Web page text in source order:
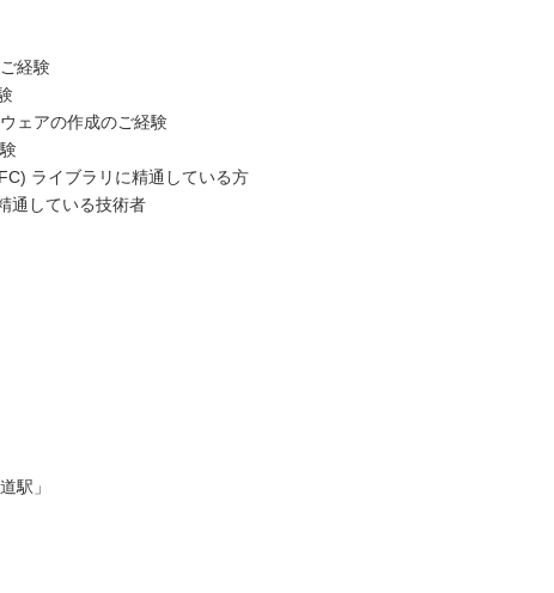
経験
ェアの作成のご経験
ライブラリに精通している方
通している技術者
駅」